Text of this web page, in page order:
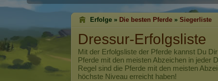
Erfolge » Die besten Pferde » Siegerliste
Dressur-Erfolgsliste
Mit der Erfolgsliste der Pferde kannst Du
Pferde mit den meisten Abzeichen in jeder
Regel sind die Pferde mit den meisten
höchste Niveau erreicht haben!